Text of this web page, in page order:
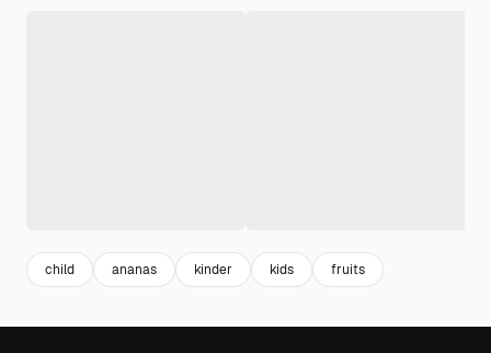
child ananas kinder kids fruits